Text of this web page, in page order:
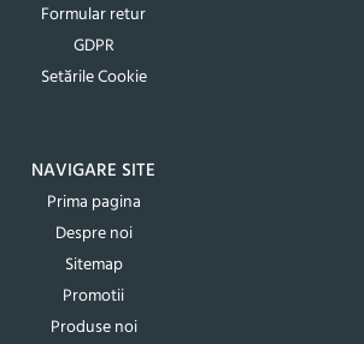
Formular retur
GDPR
Setările Cookie
NAVIGARE SITE
Prima pagina
Despre noi
Sitemap
Promotii
Produse noi